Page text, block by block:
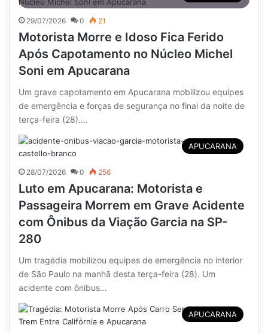
29/07/2026 0 21
Motorista Morre e Idoso Fica Ferido
Após Capotamento no Núcleo Michel
Soni em Apucarana
Um grave capotamento em Apucarana mobilizou equipes
de emergência e forças de segurança no final da noite de
terça-feira (28).…
APUCARANA
28/07/2026 0 256
Luto em Apucarana: Motorista e
Passageira Morrem em Grave Acidente
com Ônibus da Viação Garcia na SP-
280
Um tragédia mobilizou equipes de emergência no interior
de São Paulo na manhã desta terça-feira (28). Um
acidente com ônibus…
APUCARANA